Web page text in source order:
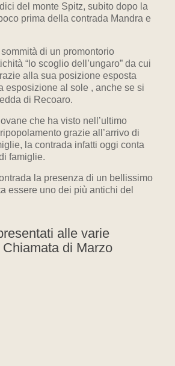
del monte Spitz, subito dopo la
prima della contrada Mandra e
di un promontorio
“lo scoglio dell’ungaro” da cui
alla sua posizione esposta
esposizione al sole , anche se si
di Recoaro.
che ha visto nell’ultimo
grazie all’arrivo di
la contrada infatti oggi conta
famiglie.
la presenza di un bellissimo
essere uno dei più antichi del
alle varie
di Marzo